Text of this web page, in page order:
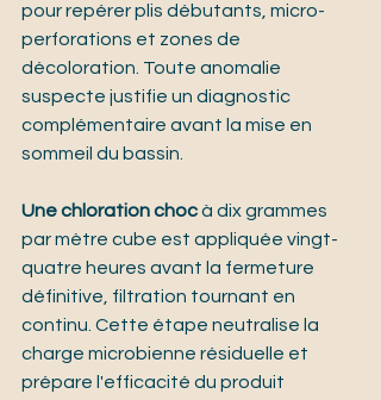
pour repérer plis débutants, micro-
perforations et zones de
décoloration. Toute anomalie
suspecte justifie un diagnostic
complémentaire avant la mise en
sommeil du bassin.
Une chloration choc à dix grammes
par mètre cube est appliquée vingt-
quatre heures avant la fermeture
définitive, filtration tournant en
continu. Cette étape neutralise la
charge microbienne résiduelle et
prépare l'efficacité du produit